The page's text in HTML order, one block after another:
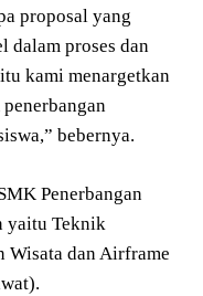
proposal yang
dalam proses dan
kami menargetkan
bebernya.
Penerbangan
yaitu Teknik
Wisata dan Airframe